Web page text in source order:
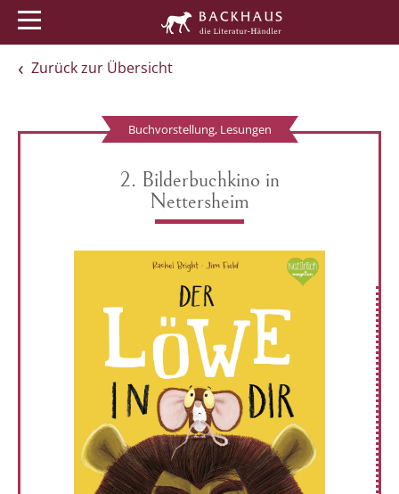
Zurück zur Übersicht
Buchvorstellung, Lesungen
2. Bilderbuchkino in
Nettersheim